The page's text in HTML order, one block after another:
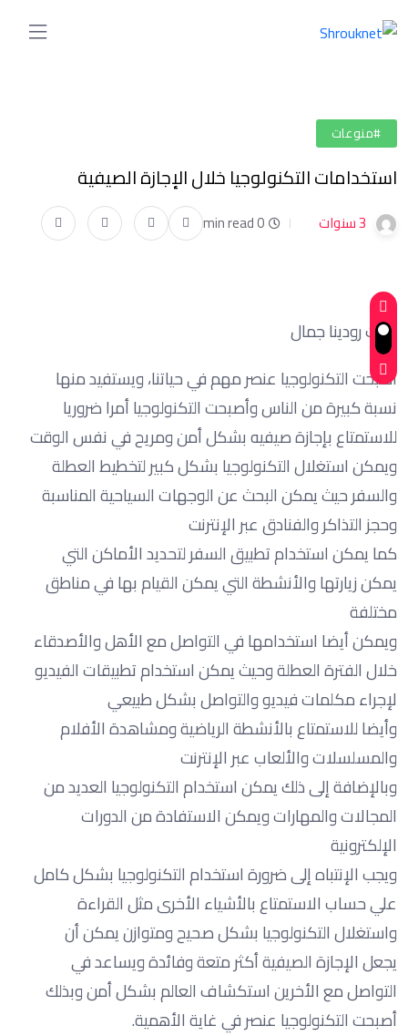
#منوعات
استخدامات التكنولوجيا خلال الإجازة الصيفية
3 سنوات 0 min read
كتبت رودينا جمال
أصبحت التكنولوجيا عنصر مهم في حياتنا، ويستفيد منها
نسبة كبيرة من الناس وأصبحت التكنولوجيا أمرا ضروريا
للاستمتاع بإجازة صيفيه بشكل أمن ومريح في نفس الوقت
ويمكن استغلال التكنولوجيا بشكل كبير لتخطيط العطلة
والسفر حيث يمكن البحث عن الوجهات السياحية المناسبة
وحجز التذاكر والفنادق عبر الإنترنت
كما يمكن استخدام تطبيق السفر لتحديد الأماكن التي
يمكن زيارتها والأنشطة التي يمكن القيام بها في مناطق
مختلفة
ويمكن أيضا استخدامها في التواصل مع الأهل والأصدقاء
خلال الفترة العطلة وحيث يمكن استخدام تطبيقات الفيديو
لإجراء مكلمات فيديو والتواصل بشكل طبيعي
وأيضا للاستمتاع بالأنشطة الرياضية ومشاهدة الأفلام
والمسلسلات والألعاب عبر الإنترنت
وبالإضافة إلى ذلك يمكن استخدام التكنولوجيا العديد من
المجالات والمهارات ويمكن الاستفادة من الدورات
الإلكترونية
ويجب الإنتباه إلى ضرورة استخدام التكنولوجيا بشكل كامل
علي حساب الاستمتاع بالأشياء الأخرى مثل القراءة
واستغلال التكنولوجيا بشكل صحيح ومتوازن يمكن أن
يجعل الإجازة الصيفية أكثر متعة وفائدة ويساعد في
التواصل مع الأخرين استكشاف العالم بشكل أمن وبذلك
أصبحت التكنولوجيا عنصر في غاية الأهمية.